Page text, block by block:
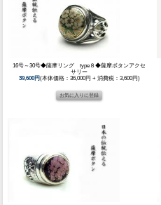
16号～30号◆薩摩リング type８◆薩摩ボタンアクセ
サリー
39,600円(本体価格：36,000円 + 消費税：3,600円)